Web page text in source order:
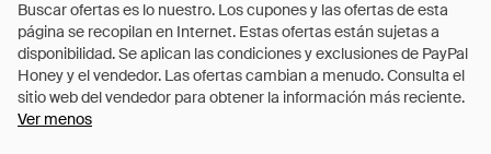
Ver menos